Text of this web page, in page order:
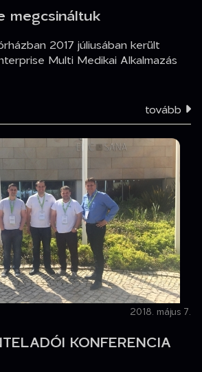
megcsináltuk
2017 júliusában került
Multi Medikai Alkalmazás
tovább
2018. május 7.
KONFERENCIA